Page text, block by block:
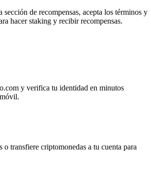
de recompensas, acepta los términos y
hacer staking y recibir recompensas.
y verifica tu identidad en minutos
o transfiere criptomonedas a tu cuenta para